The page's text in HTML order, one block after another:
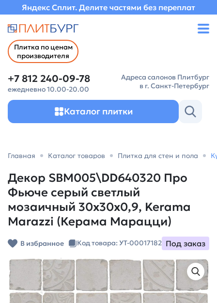
Яндекс Сплит. Делите частями без переплат
Плитка по ценам
производителя
+7 812 240-09-78
ежедневно 10.00-20.00
Адреса салонов Плитбург
в г. Санкт-Петербург
Каталог плитки
Главная Каталог товаров Плитка для стен и пола
Декор SBM005\DD640320 Про
Фьюче серый светлый
мозаичный 30x30x0,9, Kerama
Marazzi (Керама Марацци)
В избранное Код товара: УТ-00017182 Под заказ